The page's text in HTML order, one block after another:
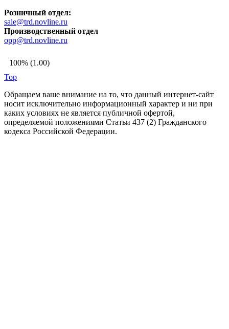
Розничный отдел:
sale@trd.novline.ru
Производственный отдел
opp@trd.novline.ru
100% (1.00)
Top
Обращаем ваше внимание на то, что данный интернет-сайт
носит исключительно информационный характер и ни при
каких условиях не является публичной офертой,
определяемой положениями Статьи 437 (2) Гражданского
кодекса Российской Федерации.